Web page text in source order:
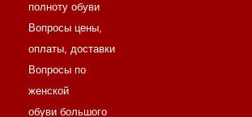
полноту обуви
Вопросы цены,
оплаты, доставки
Вопросы по
женской
обуви большого